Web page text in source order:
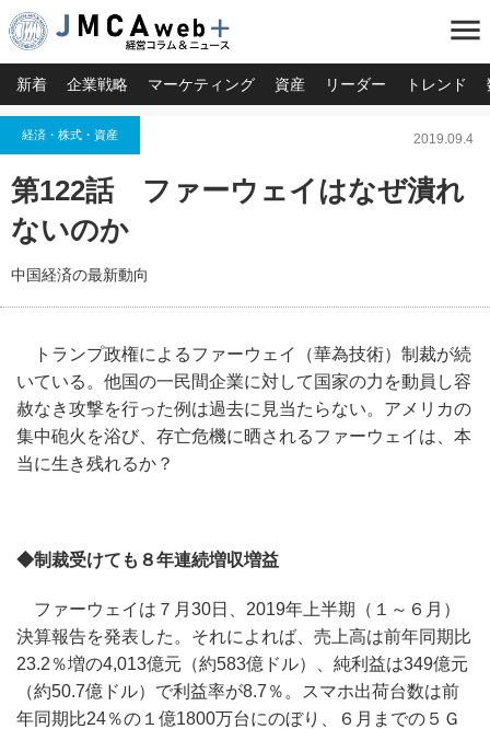
menu
新着 企業戦略 マーケティング 資産 リーダー トレンド
経済・株式・資産 2019.09.4
第122話 ファーウェイはなぜ潰れ
ないのか
中国経済の最新動向
トランプ政権によるファーウェイ（華為技術）制裁が続
いている。他国の一民間企業に対して国家の力を動員し容
赦なき攻撃を行った例は過去に見当たらない。アメリカの
集中砲火を浴び、存亡危機に晒されるファーウェイは、本
当に生き残れるか？
◆制裁受けても８年連続増収増益
ファーウェイは７月30日、2019年上半期（１～６月）
決算報告を発表した。それによれば、売上高は前年同期比
23.2％増の4,013億元（約583億ドル）、純利益は349億元
（約50.7億ドル）で利益率が8.7％。スマホ出荷台数は前
年同期比24％の１億1800万台にのぼり、６月までの５Ｇ